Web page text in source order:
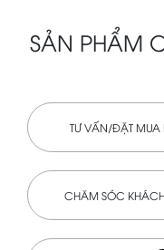
SẢN PHẨM
TƯ VẤN/ĐẶT MUA
CHĂM SÓC